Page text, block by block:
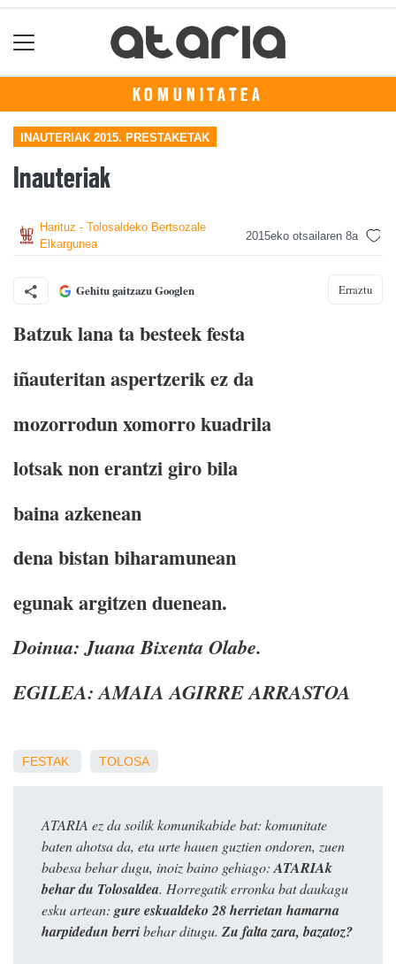
KOMUNITATEA
INAUTERIAK 2015. PRESTAKETAK
Inauteriak
Harituz - Tolosaldeko Bertsozale
Elkargunea
2015eko otsailaren 8a
Gehitu gaitzazu Googlen Erraztu
Batzuk lana ta besteek festa
iñauteritan aspertzerik ez da
mozorrodun xomorro kuadrila
lotsak non erantzi giro bila
baina azkenean
dena bistan biharamunean
egunak argitzen duenean.
Doinua: Juana Bixenta Olabe.
EGILEA: AMAIA AGIRRE ARRASTOA
FESTAK TOLOSA
ATARIA ez da soilik komunikabide bat: komunitate
baten ahotsa da, eta urte hauen guztien ondoren, zuen
babesa behar dugu, inoiz baino gehiago: ATARIAk
behar du Tolosaldea. Horregatik erronka bat daukagu
esku artean: gure eskualdeko 28 herrietan hamarna
harpidedun berribehar ditugu. Zu falta zara, bazatoz?